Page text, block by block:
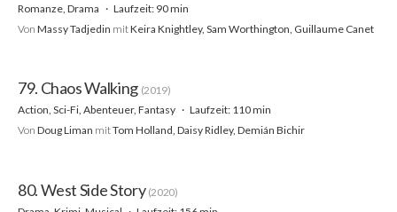
Romanze, Drama
Laufzeit: 90 min
Von Massy Tadjedin mitKeira Knightley, Sam Worthington, Guillaume Canet
79. Chaos Walking (2019)
Action, Sci-Fi, Abenteuer, Fantasy
Laufzeit: 110 min
Von Doug Liman mitTom Holland, Daisy Ridley, Demián Bichir
80. West Side Story (2020)